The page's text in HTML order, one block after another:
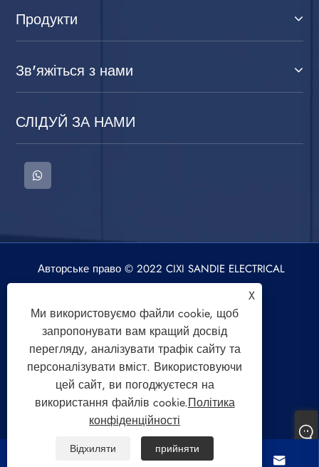
Продукти
Зв'яжіться з нами
СЛІДУЙ ЗА НАМИ
Авторське право © 2022 CIXI SANDIE ELECTRICAL
APPLIANCE CO., LTD. Пральна машина,
центрифуга, вентилятор повітряного
охолодження. Усі права захищено.
Links Sitemap RSS
XML
Політика конфіденційності
 
X
Ми використовуємо файли cookie, щоб
запропонувати вам кращий досвід
перегляду, аналізувати трафік сайту та
персоналізувати вміст. Використовуючи
цей сайт, ви погоджуєтеся на
використання файлів cookie.Політика
конфіденційності
Відхиляти прийняти